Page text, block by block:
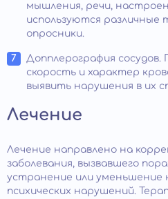
мышления, речи,
используются различные
опросники.
Допплерография сосудов.
скорость и характер
выявить нарушения в их
Лечение
Лечение направлено на
заболевания, вызвавшего
устранение или уменьшение
психических нарушений.